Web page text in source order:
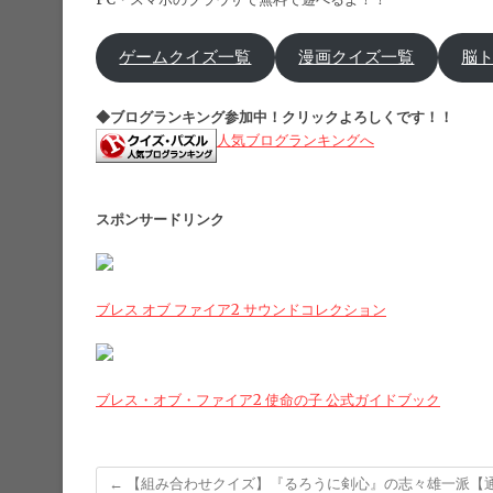
ゲームクイズ一覧 漫画クイズ一覧 脳
◆ブログランキング参加中！クリックよろしくです！！
人気ブログランキングへ
スポンサードリンク
ブレス オブ ファイア2 サウンドコレクション
ブレス・オブ・ファイア2 使命の子 公式ガイドブック
← 【組み合わせクイズ】『るろうに剣心』の志々雄一派【